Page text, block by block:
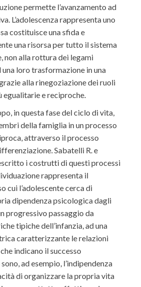
permette l’avanzamento ad
L’adolescenza rappresenta uno
costituisce una sfida e
una risorsa per tutto il sistema
non alla rottura dei legami
una loro trasformazione in una
alla rinegoziazione dei ruoli
egualitarie e reciproche.
in questa fase del ciclo di vita,
della famiglia in un processo
attraverso il processo
Sabatelli R. e
i costrutti di questi processi
rappresenta il
cui l’adolescente cerca di
dipendenza psicologica dagli
progressivo passaggio da
tipiche dell’infanzia, ad una
caratterizzante le relazioni
indicano il successo
ad esempio, l’indipendenza
di organizzare la propria vita